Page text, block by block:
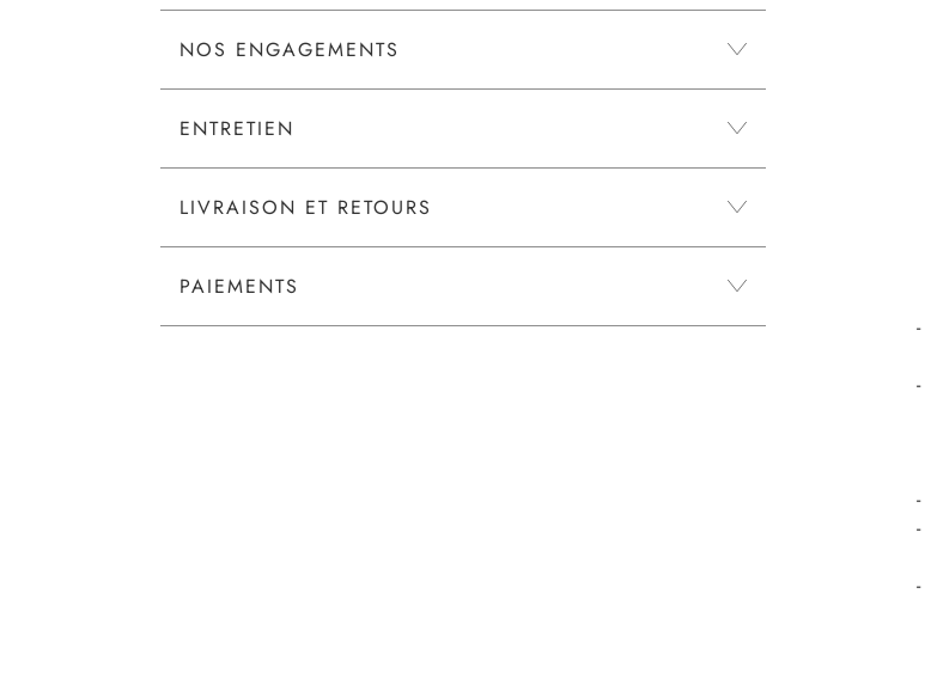
NOS ENGAGEMENTS
ENTRETIEN
LIVRAISON ET RETOURS
PAIEMENTS